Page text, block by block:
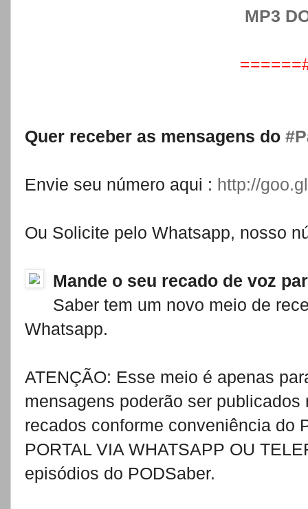
MP3
Quer receber as mensagens do
Envie seu número aqui : http://
Ou Solicite pelo Whatsapp, nosso
Mande o seu recado de voz
Saber tem um novo meio de
Whatsapp.
ATENÇÃO: Esse meio é apenas
mensagens poderão ser
recados conforme conveniência do
PORTAL VIA WHATSAPP OU
episódios do PODSaber.